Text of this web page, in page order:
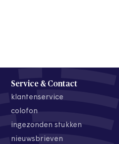
Service & Contact
klantenservice
colofon
ingezonden stukken
nieuwsbrieven